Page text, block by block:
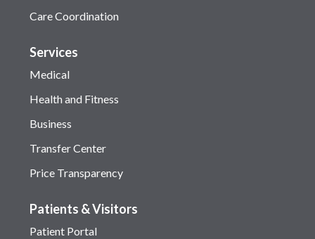
Care Coordination
Services
Medical
Health and Fitness
Business
Transfer Center
Price Transparency
Patients & Visitors
Patient Portal